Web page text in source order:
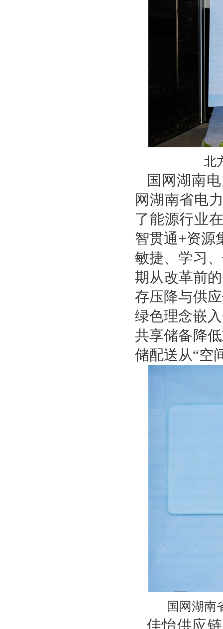
北
国网湖南
网湖南省电
了能源行业
智贯通+资源
敏捷、学习
期从改革前
存压降与供
绿色理念嵌
共享储备降
储配送从“空
国网湖南
佳怡供应